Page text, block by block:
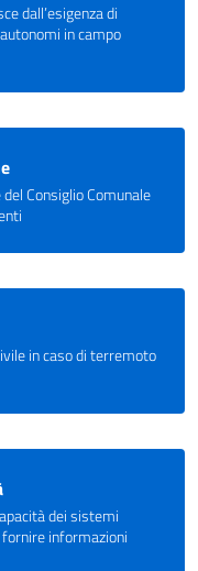
dall’esigenza di
in campo
Consiglio Comunale
in caso di terremoto
dei sistemi
informazioni